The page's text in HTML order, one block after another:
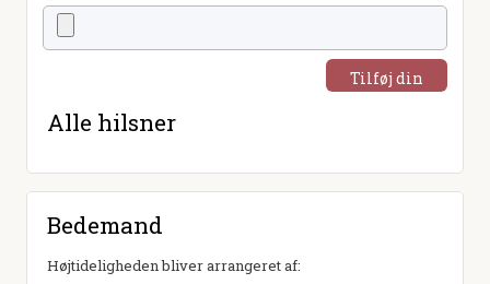
Tilføj din
Alle hilsner
Bedemand
Højtideligheden bliver arrangeret af: